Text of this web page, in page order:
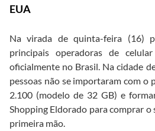
EUA
Na virada de quinta-feira (16)
principais operadoras de
oficialmente no Brasil. Na cidade
pessoas não se importaram com o
2.100 (modelo de 32 GB) e
Shopping Eldorado para comprar
primeira mão.